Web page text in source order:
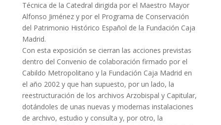
Técnica de la Catedral dirigida por el Maestro Mayor
Alfonso Jiménez y por el Programa de Conservación
del Patrimonio Histórico Español de la Fundación Caja
Madrid.
Con esta exposición se cierran las acciones previstas
dentro del Convenio de colaboración firmado por el
Cabildo Metropolitano y la Fundación Caja Madrid en
el año 2002 y que han supuesto, por un lado, la
reestructuración de los archivos Arzobispal y Capitular,
dotándoles de unas nuevas y modernas instalaciones
de archivo, estudio y consulta y, por otro, la